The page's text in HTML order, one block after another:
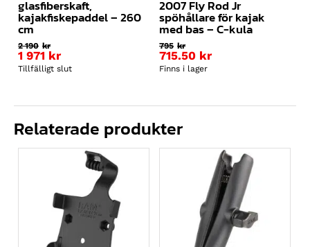
glasfiberskaft,
kajakfiskepaddel – 260
cm
2 190 kr
1 971 kr
Tillfälligt slut
2007 Fly Rod Jr
spöhållare för kajak
med bas – C-kula
795 kr
Det
ursprungliga
715.50 kr
Det
nuvarande
Finns i lager
Relaterade produkter